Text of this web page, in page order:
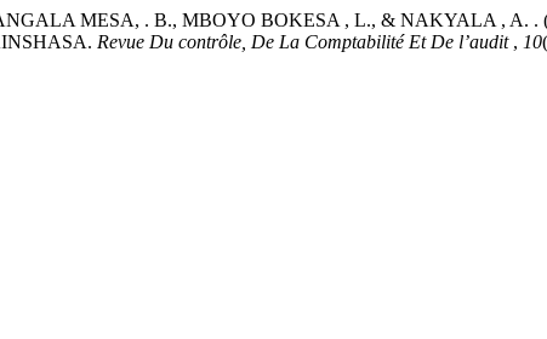
MESA, . B., MBOYO BOKESA , L., & NAKYALA , A. .
Revue Du contrôle, De La Comptabilité Et De l’audit , 10